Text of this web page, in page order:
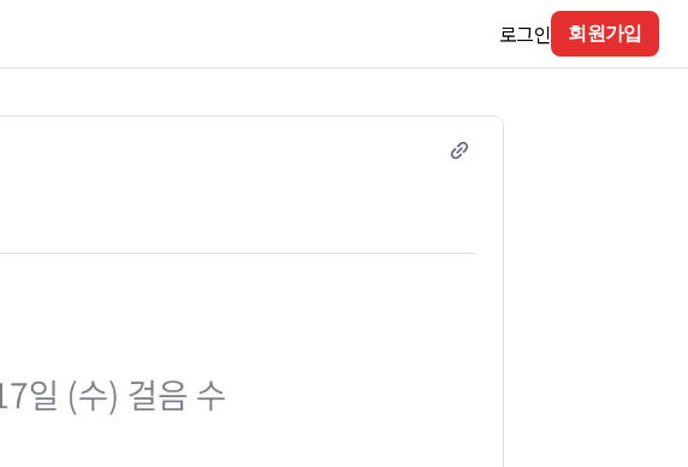
로그인 회원가입